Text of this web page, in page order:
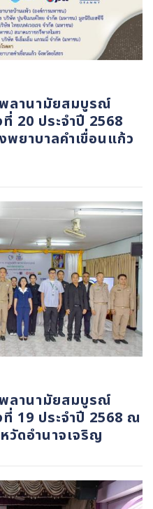
พลานามัยสมบูรณ์
20 ประจำปี 2568
ยาบาลคำเขื่อนแก้ว
พลานามัยสมบูรณ์
19 ประจำปี 2568 ณ
วัดอำนาจเจริญ